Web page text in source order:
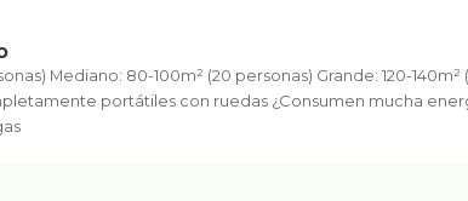
Consejo de seguridad
Mediano: 80-100m² (20 personas) Grande: 120-140m²
portátiles con ruedas ¿Consumen mucha